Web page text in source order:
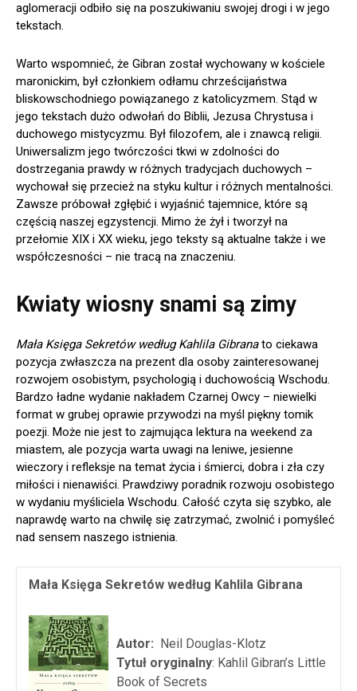
aglomeracji odbiło się na poszukiwaniu swojej drogi i w jego
tekstach.
Warto wspomnieć, że Gibran został wychowany w kościele
maronickim, był członkiem odłamu chrześcijaństwa
bliskowschodniego powiązanego z katolicyzmem. Stąd w
jego tekstach dużo odwołań do Biblii, Jezusa Chrystusa i
duchowego mistycyzmu. Był filozofem, ale i znawcą religii.
Uniwersalizm jego twórczości tkwi w zdolności do
dostrzegania prawdy w różnych tradycjach duchowych –
wychował się przecież na styku kultur i różnych mentalności.
Zawsze próbował zgłębić i wyjaśnić tajemnice, które są
częścią naszej egzystencji. Mimo że żył i tworzył na
przełomie XIX i XX wieku, jego teksty są aktualne także i we
współczesności – nie tracą na znaczeniu.
Kwiaty wiosny snami są zimy
Mała Księga Sekretów według Kahlila Gibranato ciekawa
pozycja zwłaszcza na prezent dla osoby zainteresowanej
rozwojem osobistym, psychologią i duchowością Wschodu.
Bardzo ładne wydanie nakładem Czarnej Owcy – niewielki
format w grubej oprawie przywodzi na myśl piękny tomik
poezji. Może nie jest to zajmująca lektura na weekend za
miastem, ale pozycja warta uwagi na leniwe, jesienne
wieczory i refleksje na temat życia i śmierci, dobra i zła czy
miłości i nienawiści. Prawdziwy poradnik rozwoju osobistego
w wydaniu myśliciela Wschodu. Całość czyta się szybko, ale
naprawdę warto na chwilę się zatrzymać, zwolnić i pomyśleć
nad sensem naszego istnienia.
Mała Księga Sekretów według Kahlila Gibrana
Autor:
Neil Douglas-Klotz
Tytuł oryginalny: Kahlil Gibran’s Little
Book of Secrets